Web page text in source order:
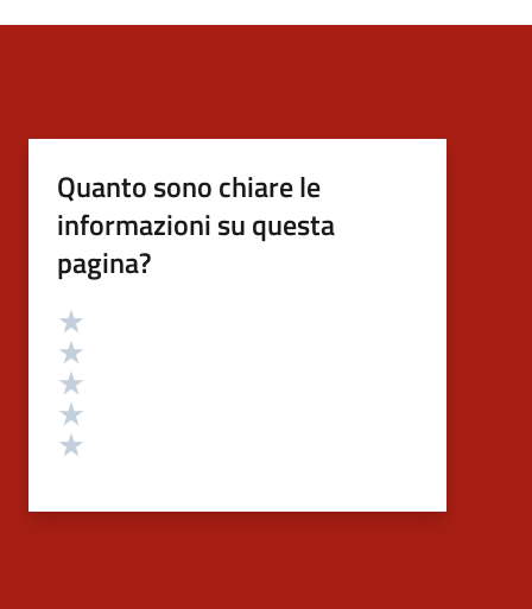
Quanto sono chiare le
informazioni su questa
pagina?
Valutazione